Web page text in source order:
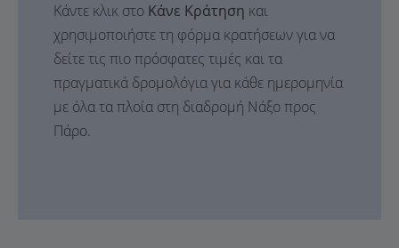
Κάντε κλικ στο Κάνε Κράτηση και
χρησιμοποιήστε τη φόρμα κρατήσεων για να
δείτε τις πιο πρόσφατες τιμές και τα
πραγματικά δρομολόγια για κάθε ημερομηνία
με όλα τα πλοία στη διαδρομή Νάξο προς
Πάρο.